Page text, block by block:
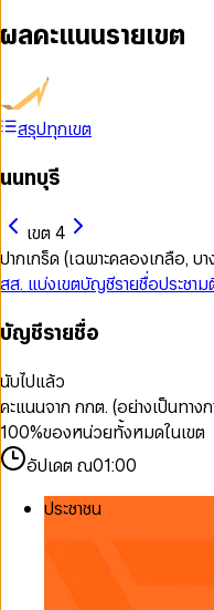
ผลคะแนนรายเขต
สรุปทุกเขต
นนทบุรี
เขต 4
ปากเกร็ด (เฉพาะคลองเกลือ, บ
สส. แบ่งเขตบัญชีรายชื่อประชา
บัญชีรายชื่อ
นับไปแล้ว
คะแนนจาก กกต. (อย่างเป็นทางก
100%ของหน่วยทั้งหมดในเขต
อัปเดต ณ01:00
ประชาชน